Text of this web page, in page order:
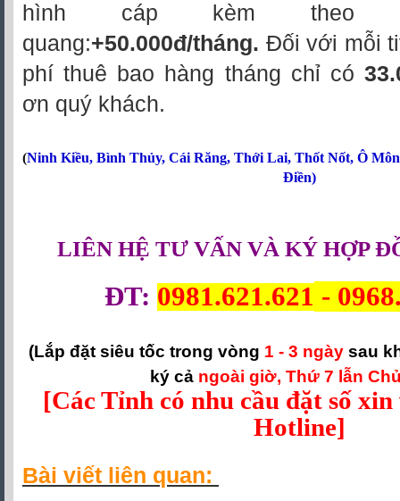
hình cáp kèm theo
quang:+50.000đ/tháng. Đối với mỗi
phí thuê bao hàng tháng chỉ có
ơn quý khách.
(Ninh Kiều, Bình Thủy, Cái Răng, Thới Lai, Thốt Nốt, Ô Môn
Điền)
LIÊN HỆ TƯ VẤN VÀ KÝ HỢP
ĐT: 0981.621.621 -
(Lắp đặt siêu tốc trong vòng 1 - 3 ngày sau
ký cả ngoài giờ, Thứ 7 lẫn
[Các Tỉnh có nhu cầu đặt số
Hotline]
Bài viết liên quan: